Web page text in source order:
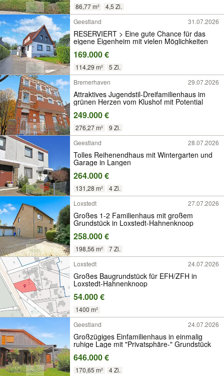
86,77 m²
4,5 Zi.
Geestland
31.07.2026
RESERVIERT > Eine gute Chance für das
eigene Eigenheim mit vielen Möglichkeiten
169.000 €
114,29 m²
5 Zi.
Bremerhaven
29.07.2026
Attraktives Jugendstil-Dreifamilienhaus im
grünen Herzen vom Klushof mit Potential
249.000 €
276,27 m²
9 Zi.
Geestland
28.07.2026
Tolles Reihenendhaus mit Wintergarten und
Garage in Langen
264.000 €
131,28 m²
4 Zi.
Loxstedt
27.07.2026
Großes 1-2 Familienhaus mit großem
Grundstück in Loxstedt-Hahnenknoop
258.000 €
198,56 m²
7 Zi.
Loxstedt
24.07.2026
Großes Baugrundstück für EFH/ZFH in
Loxstedt-Hahnenknoop
54.000 €
1400 m²
Geestland
24.07.2026
Großzügiges Einfamilienhaus in einmalig
ruhige Lage mit "Privatsphäre-" Grundstück
646.000 €
170,65 m²
4 Zi.